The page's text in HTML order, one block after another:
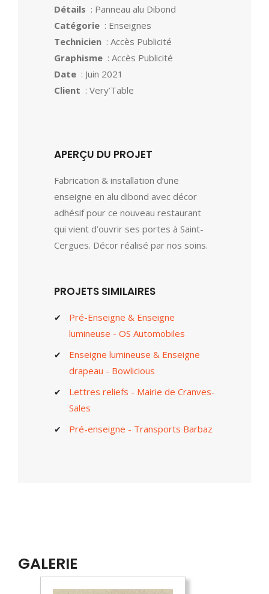
Détails : Panneau alu Dibond
Catégorie : Enseignes
Technicien : Accès Publicité
Graphisme : Accès Publicité
Date : Juin 2021
Client : Very’Table
APERÇU DU PROJET
Fabrication & installation d’une
enseigne en alu dibond avec décor
adhésif pour ce nouveau restaurant
qui vient d’ouvrir ses portes à Saint-
Cergues. Décor réalisé par nos soins.
PROJETS SIMILAIRES
Pré-Enseigne & Enseigne
lumineuse - OS Automobiles
Enseigne lumineuse & Enseigne
drapeau - Bowlicious
Lettres reliefs - Mairie de Cranves-
Sales
Pré-enseigne - Transports Barbaz
GALERIE